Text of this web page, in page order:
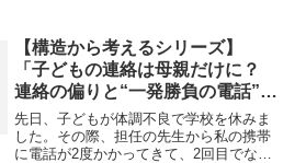
よって人を評価・制限するという、田舎
特有の社会構造が横たわってい...
【構造から考えるシリーズ】
「子どもの連絡は母親だけに？
連絡の偏りと“一発勝負の電話”を
めぐって」
先日、子どもが体調不良で学校を休みま
した。その際、担任の先生から私の携帯
に電話が2度かかってきて、2回目でなん